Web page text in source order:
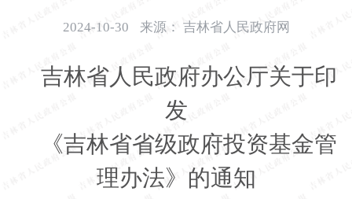
2024-10-30 来源： 吉林省人民政府网
吉林省人民政府办公厅关于印
发
《吉林省省级政府投资基金管
理办法》的通知